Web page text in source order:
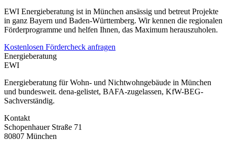
EWI Energieberatung ist in München ansässig und betreut Projekte
in ganz Bayern und Baden-Württemberg. Wir kennen die regionalen
Förderprogramme und helfen Ihnen, das Maximum herauszuholen.
Kostenlosen Fördercheck anfragen
Energieberatung
EWI
Energieberatung für Wohn- und Nichtwohngebäude in München
und bundesweit. dena-gelistet, BAFA-zugelassen, KfW-BEG-
Sachverständig.
Kontakt
Schopenhauer Straße 71
80807 München